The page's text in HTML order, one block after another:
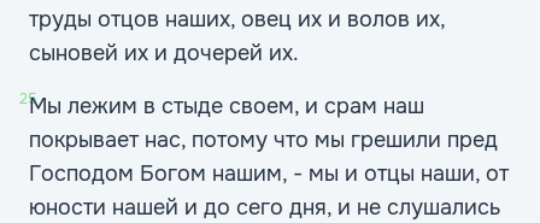
труды отцов наших, овец их и волов их,
сыновей их и дочерей их.
25Мы лежим в стыде своем, и срам наш
покрывает нас, потому что мы грешили пред
Господом Богом нашим, - мы и отцы наши, от
юности нашей и до сего дня, и не слушались